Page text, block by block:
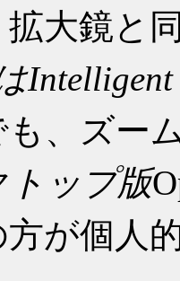
拡大鏡と
も、ズー
トップ版
方が個人